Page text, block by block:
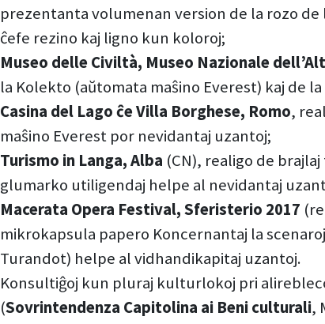
prezentanta volumenan version de la rozo
ĉefe rezino kaj ligno kun koloroj;
Museo delle Civiltà, Museo Nazionale
la Kolekto (aŭtomata maŝino Everest) kaj de
Casina del Lago ĉe Villa Borghese, Romo,
maŝino Everest por nevidantaj uzantoj;
Turismo in Langa, Alba (CN), realigo de
glumarko utiligendaj helpe al nevidantaj
Macerata Opera Festival, Sferisterio 2017
mikrokapsula papero Koncernantaj la
Turandot) helpe al vidhandikapitaj uzantoj.
Konsultiĝoj kun pluraj kulturlokoj pri
(Sovrintendenza Capitolina ai Beni culturali,